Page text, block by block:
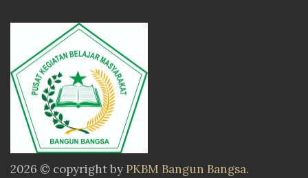
2026 © copyright by PKBM Bangun Bangsa.